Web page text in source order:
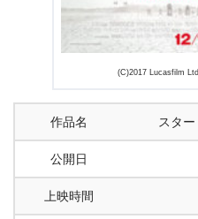
について
『スター・ウォーズ/最
(C)2017 Lucasfilm
作品名 スタ
公開日
上映時間